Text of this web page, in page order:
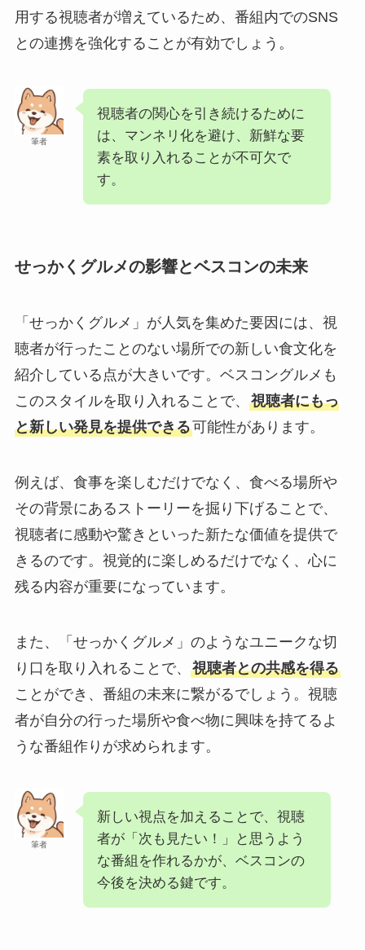
用する視聴者が増えているため、番組内でのSNS
との連携を強化することが有効でしょう。
筆者
視聴者の関心を引き続けるために
は、マンネリ化を避け、新鮮な要
素を取り入れることが不可欠で
す。
せっかくグルメの影響とベスコンの未来
「せっかくグルメ」が人気を集めた要因には、視
聴者が行ったことのない場所での新しい食文化を
紹介している点が大きいです。ベスコングルメも
このスタイルを取り入れることで、 視聴者にもっ
と新しい発見を提供できる可能性があります。
例えば、食事を楽しむだけでなく、食べる場所や
その背景にあるストーリーを掘り下げることで、
視聴者に感動や驚きといった新たな価値を提供で
きるのです。視覚的に楽しめるだけでなく、心に
残る内容が重要になっています。
また、「せっかくグルメ」のようなユニークな切
り口を取り入れることで、 視聴者との共感を得る
ことができ、番組の未来に繋がるでしょう。視聴
者が自分の行った場所や食べ物に興味を持てるよ
うな番組作りが求められます。
筆者
新しい視点を加えることで、視聴
者が「次も見たい！」と思うよう
な番組を作れるかが、ベスコンの
今後を決める鍵です。